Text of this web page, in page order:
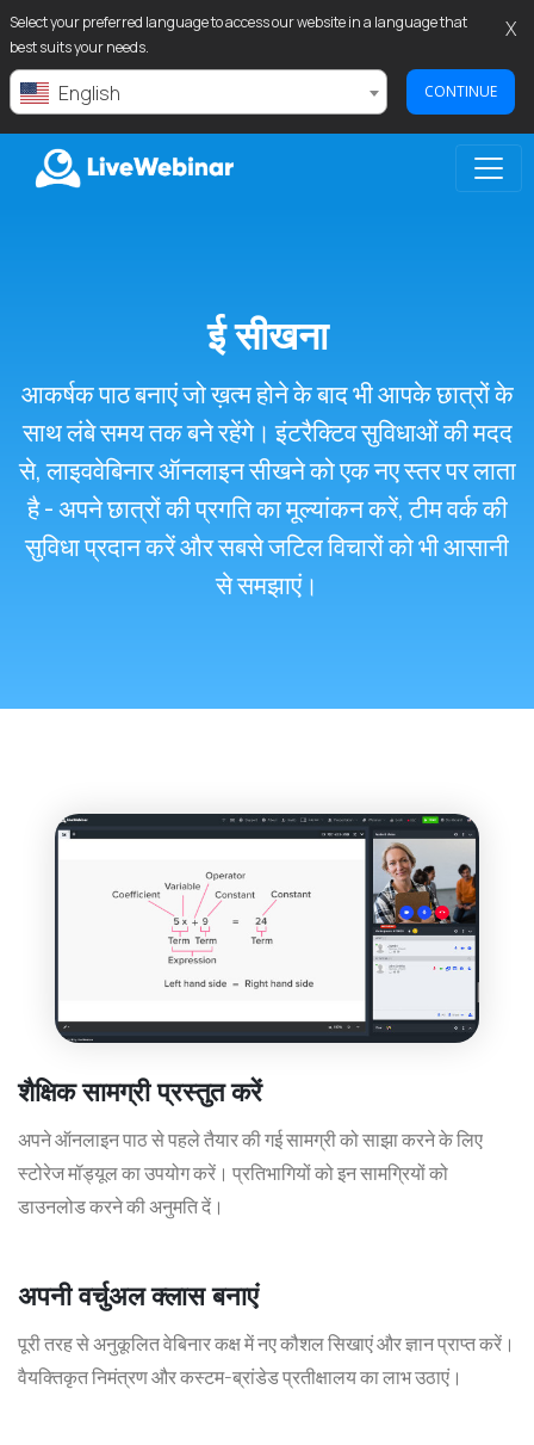
Select your preferred language to access our website in a language that
best suits your needs.
English CONTINUE
X
ई सीखना
आकर्षक पाठ बनाएं जो ख़त्म होने के बाद भी आपके छात्रों के
साथ लंबे समय तक बने रहेंगे। इंटरैक्टिव सुविधाओं की मदद
से, लाइववेबिनार ऑनलाइन सीखने को एक नए स्तर पर लाता
है - अपने छात्रों की प्रगति का मूल्यांकन करें, टीम वर्क की
सुविधा प्रदान करें और सबसे जटिल विचारों को भी आसानी
से समझाएं।
शैक्षिक सामग्री प्रस्तुत करें
अपने ऑनलाइन पाठ से पहले तैयार की गई सामग्री को साझा करने के लिए
स्टोरेज मॉड्यूल का उपयोग करें। प्रतिभागियों को इन सामग्रियों को
डाउनलोड करने की अनुमति दें।
अपनी वर्चुअल क्लास बनाएं
पूरी तरह से अनुकूलित वेबिनार कक्ष में नए कौशल सिखाएं और ज्ञान प्राप्त करें।
वैयक्तिकृत निमंत्रण और कस्टम-ब्रांडेड प्रतीक्षालय का लाभ उठाएं।